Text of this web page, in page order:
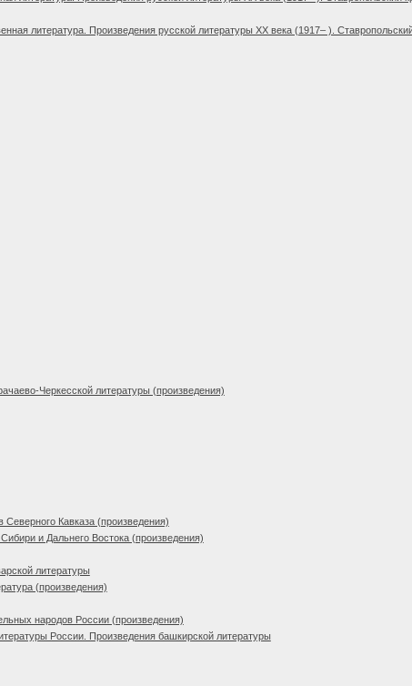
литература. Произведения русской литературы XX века (1917– ).
Черкесской литературы (произведения)
Кавказа (произведения)
и Дальнего Востока (произведения)
литературы
(произведения)
народов России (произведения)
России. Произведения башкирской литературы